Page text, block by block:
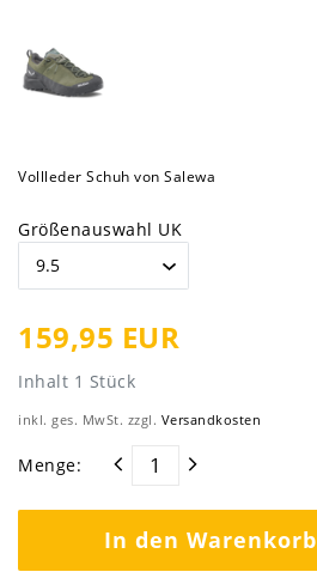
Vollleder Schuh von Salewa
Größenauswahl UK
159,95 EUR
Inhalt 1 Stück
inkl. ges. MwSt. zzgl. Versandkosten
Menge:
In den Warenkorb